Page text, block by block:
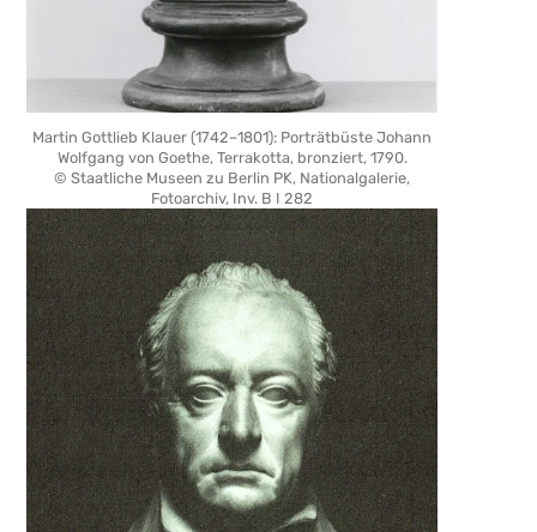
Martin Gottlieb Klauer (1742–1801): Porträtbüste Johann
Wolfgang von Goethe, Terrakotta, bronziert, 1790.
© Staatliche Museen zu Berlin PK, Nationalgalerie,
Fotoarchiv, Inv. B I 282